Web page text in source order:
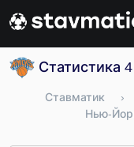
Статистика
Ставматик ›
Нью-